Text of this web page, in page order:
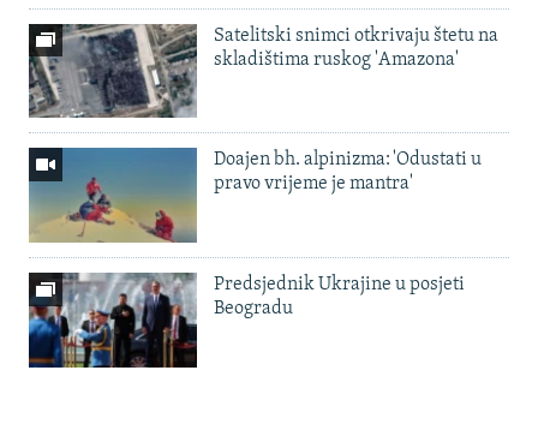
Satelitski snimci otkrivaju štetu na
skladištima ruskog 'Amazona'
Doajen bh. alpinizma: 'Odustati u
pravo vrijeme je mantra'
Predsjednik Ukrajine u posjeti
Beogradu